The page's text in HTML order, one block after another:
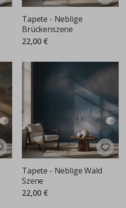
Tapete - Neblige
Brückenszene
22,00 €
Tapete - Neblige Wald
Szene
22,00 €